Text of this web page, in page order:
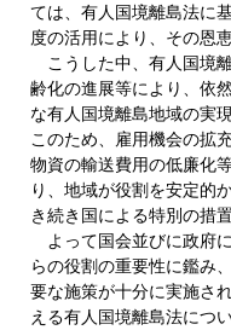
ては、有人国境離島法に
度の活用により、その恩
こうした中、有人国境
齢化の進展等により、依
な有人国境離島地域の実
このため、雇用機会の拡
物資の輸送費用の低廉化
り、地域が役割を安定的
き続き国による特別の措
よって国会並びに政府
らの役割の重要性に鑑み
要な施策が十分に実施さ
える有人国境離島法につ